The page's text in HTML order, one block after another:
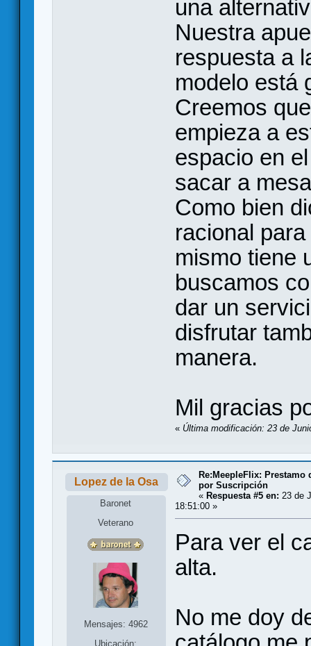
una
Nuestra
respuesta a
modelo está
Creemos
empieza a
espacio en
sacar a
Como bien
racional
mismo tiene
buscamos
dar un
disfrutar
manera.
Mil gracias
« Última modificación: 23 de
Lopez de la Osa
Baronet
Veterano
Mensajes: 4962
Ubicación:
Re:MeepleFlix: Prestamo
por Suscripción
« Respuesta #5 en: 23 de
18:51:00 »
Para ver el
alta.
No me doy